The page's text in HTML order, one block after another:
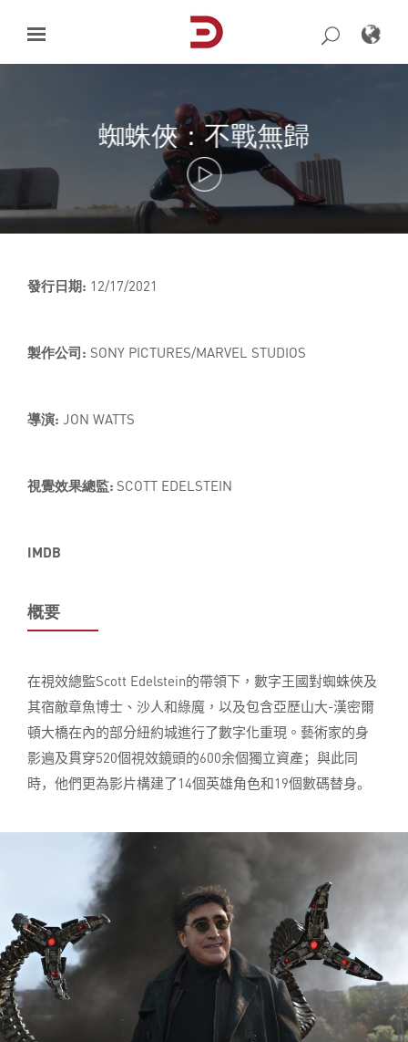
content
蜘蛛俠：不戰無歸
發行日期: 12/17/2021
製作公司: SONY PICTURES/MARVEL STUDIOS
導演: JON WATTS
視覺效果總監: SCOTT EDELSTEIN
IMDB
概要
在視效總監Scott Edelstein的帶領下，數字王國對蜘蛛俠及
其宿敵章魚博士、沙人和綠魔，以及包含亞歷山大-漢密爾
頓大橋在內的部分紐約城進行了數字化重現。 藝術家的身
影遍及貫穿520個視效鏡頭的600余個獨立資產；與此同
時，他們更為影片構建了 14個英雄角色和19個數碼替身。